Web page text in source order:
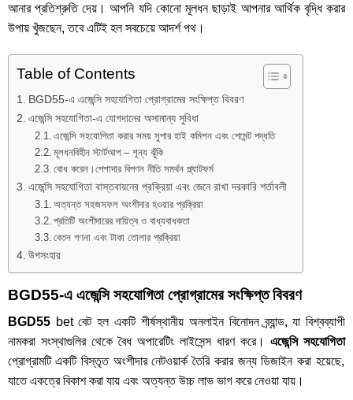
আনার প্রতিশ্রুতি দেয়। আপনি যদি কোনো মূলধন ছাড়াই আপনার আর্থিক বৃদ্ধি করার
উপায় খুঁজছেন, তবে এটিই হল সবচেয়ে আদর্শ পথ।
Table of Contents
BGD55-এ এজেন্সি সহযোগিতা প্রোগ্রামের সংক্ষিপ্ত বিবরণ
এজেন্সি সহযোগিতা-এ যোগদানের অসামান্য সুবিধা
এজেন্সি সহযোগিতা করার সময় সুপার হাই কমিশন এবং পেমেন্ট পদ্ধতি
মূলধনবিহীন স্টার্টআপ – শূন্য ঝুঁকি
বোধ করেন।পেশাদার বিপণন নীতি সমর্থন প্ল্যাটফর্ম
এজেন্সি সহযোগিতা বাস্তবায়নের প্রক্রিয়া এবং জেনে রাখা দরকারি শর্তাবলী
অত্যন্ত সহজসফল অংশীদার হওয়ার প্রক্রিয়া
প্রতিটি অংশীদারের দায়িত্ব ও বাধ্যবাধকতা
বেতন গণনা এবং টাকা তোলার প্রক্রিয়া
উপসংহার
BGD55-এ এজেন্সি সহযোগিতা প্রোগ্রামের সংক্ষিপ্ত বিবরণ
BGD55betবেট হল একটি শীর্ষস্থানীয় অনলাইন বিনোদন ব্র্যান্ড, যা বিশ্বব্যাপী
নামকরা সংস্থাগুলির থেকে বৈধ অপারেটিং লাইসেন্স ধারণ করে।এজেন্সি সহযোগিতা
প্রোগ্রামটি একটি বিস্তৃত অংশীদার নেটওয়ার্ক তৈরি করার জন্য ডিজাইন করা হয়েছে,
যাতে একত্রে বিকাশ করা যায় এবং অত্যন্ত উচ্চ লাভ ভাগ করে নেওয়া যায়।